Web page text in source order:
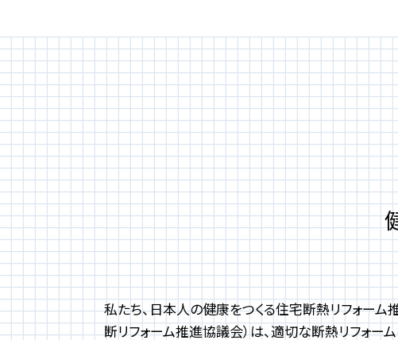
私たち、日本人の健康をつくる住宅断熱リフォーム
断リフォーム推進協議会）は、適切な断熱リフォー